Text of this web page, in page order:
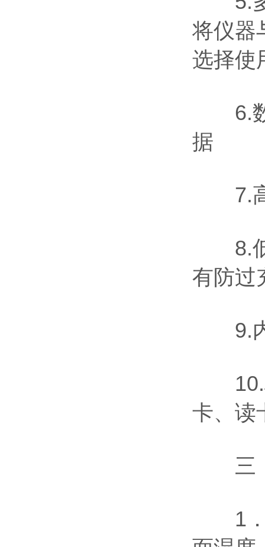
将仪器
选择使
6.数
据
7.高
8.低
有防过
9.内
10.标
卡、读
三．
1．